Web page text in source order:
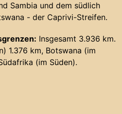
Sambia und dem südlich
- der Caprivi-Streifen.
Insgesamt 3.936 km.
1.376 km, Botswana (im
(im Süden).